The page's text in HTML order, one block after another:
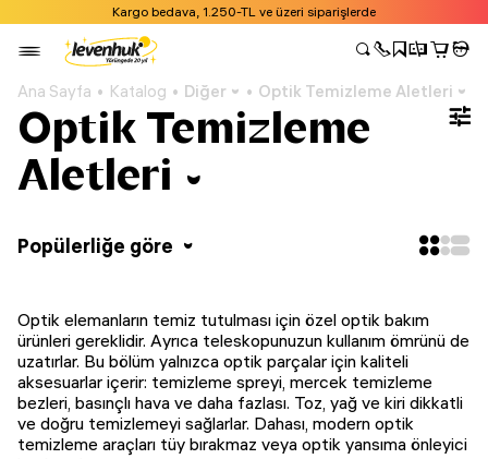
Kargo bedava, 1.250-TL ve üzeri siparişlerde
Ana Sayfa Katalog Diğer Optik Temizleme Aletleri
Optik Temizleme
Aletleri
Popülerliğe göre
Optik elemanların temiz tutulması için özel optik bakım
ürünleri gereklidir. Ayrıca teleskopunuzun kullanım ömrünü de
uzatırlar. Bu bölüm yalnızca optik parçalar için kaliteli
aksesuarlar içerir: temizleme spreyi, mercek temizleme
bezleri, basınçlı hava ve daha fazlası. Toz, yağ ve kiri dikkatli
ve doğru temizlemeyi sağlarlar. Dahası, modern optik
temizleme araçları tüy bırakmaz veya optik yansıma önleyici